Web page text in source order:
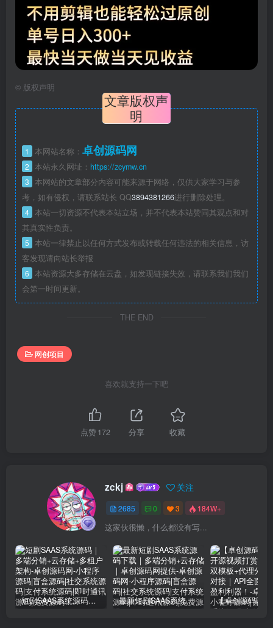
© 版权声明
文章版权声
明
1 本网站名称： 卓创源码网
2 本站永久网址： https://zcymw.cn
3 本网站的文章部分内容可能来源于网络，仅供大家学习与参
考，如有侵权，请联系站长 QQ3894381266进行删除处理。
4 本站一切资源不代表本站立场，并不代表本站赞同其观点和对
其真实性负责。
5 本站一律禁止以任何方式发布或转载任何违法的相关信息，访
客发现请向站长举报
6 本站资源大多存储在云盘，如发现链接失效，请联系我们我们
会第一时间更新。
THE END
网创项目
喜欢就支持一下吧
点赞172 分享 收藏
zckj 关注
2685 0 3 184W+
这家伙很懒，什么都没有写...
短剧SAAS系统源码｜多端分销+云存储+多租户架构 最新短剧SAAS系统源码下载｜多端分销+云存储｜卓创源码网提供